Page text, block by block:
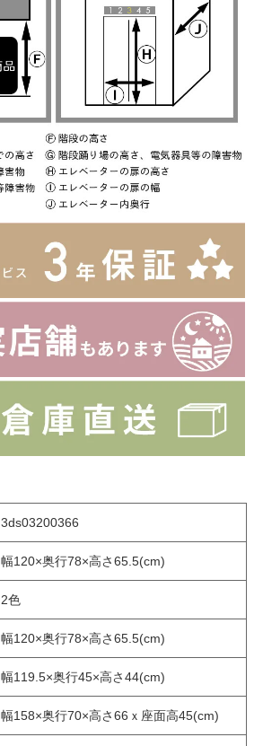
3ds03200366
幅120×奥行78×高さ65.5(cm)
2色
幅120×奥行78×高さ65.5(cm)
幅119.5×奥行45×高さ44(cm)
幅158×奥行70×高さ66ｘ座面高45(cm)